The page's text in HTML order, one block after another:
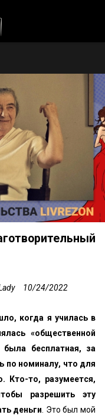
10/24/2022
когда я училась в
«‎общественной
бесплатная, за
по номиналу, что для
Кто-то, разумеется,
разрешить эту
деньги . Это был мой